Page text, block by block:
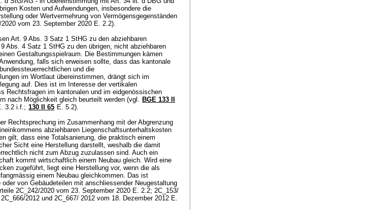
Kosten und Aufwendungen, insbesondere die
oder Wertvermehrung von Vermögensgegenständen
vom 23. September 2020 E. 2.2).
Art. 9 Abs. 3 Satz 1 StHG zu den abziehbaren
Abs. 4 Satz 1 StHG zu den übrigen, nicht abziehbaren
Gestaltungsspielraum. Die Bestimmungen kämen
falls sich erweisen sollte, dass das kantonale
und die
im Wortlaut übereinstimmen, drängt sich im
auf. Dies ist im Interesse der vertikalen
Rechtsfragen im kantonalen und im eidgenössischen
nach Möglichkeit gleich beurteilt werden (vgl. BGE 133 II
3.2 i.f.; 130 II 65 E. 5.2).
Rechtsprechung im Zusammenhang mit der Abgrenzung
abziehbaren Liegenschaftsunterhaltskosten
gilt, dass eine Totalsanierung, die praktisch einem
Sicht eine Herstellung darstellt, weshalb die damit
nicht zum Abzug zuzulassen sind. Auch ein
kommt wirtschaftlich einem Neubau gleich. Wird eine
zugeführt, liegt eine Herstellung vor, wenn die als
einem Neubau gleichkommen. Das ist
von Gebäudeteilen mit anschliessender Neugestaltung
2C_242/2020 vom 23. September 2020 E. 2.2; 2C_153/
2012 und 2C_667/ 2012 vom 18. Dezember 2012 E.